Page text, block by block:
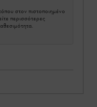
στον πιστοποιημένο
περισσότερες